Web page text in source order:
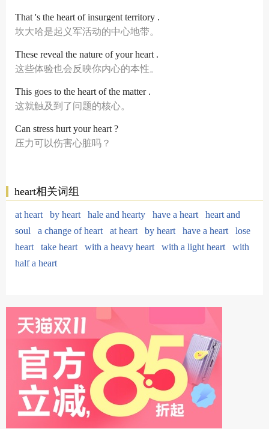
That 's the heart of insurgent territory .
坎大哈是起义军活动的中心地带。
These reveal the nature of your heart .
这些体验也会反映你内心的本性。
This goes to the heart of the matter .
这就触及到了问题的核心。
Can stress hurt your heart ?
压力可以伤害心脏吗？
heart相关词组
at heart by heart hale and hearty have a heart
heart and
soul
a change of heart at heart by heart have a heart
lose
heart
take heart with a heavy heart with a light heart
with
half a heart